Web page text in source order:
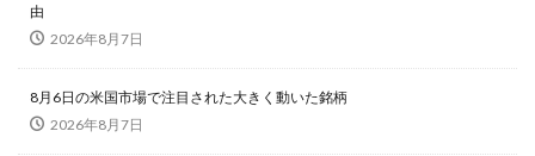
由
2026年8月7日
8月6日の米国市場で注目された大きく動いた銘柄
2026年8月7日